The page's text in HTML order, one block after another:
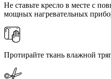
Не ставьте кресло в месте с
мощных нагревательных
Протирайте ткань влажной